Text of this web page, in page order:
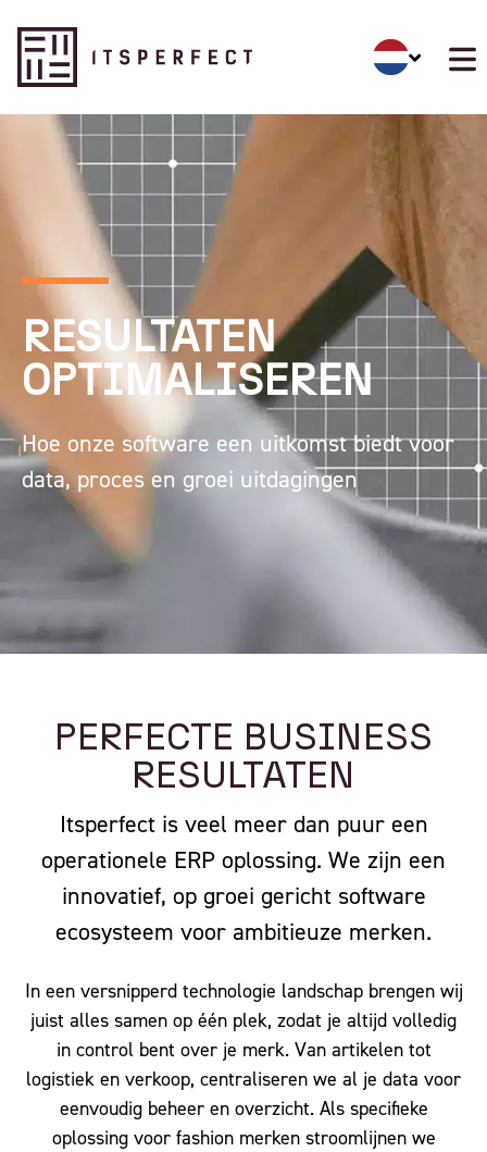
RESULTATEN
OPTIMALISEREN
Hoe onze software een uitkomst biedt voor
data, proces en groei uitdagingen
PERFECTE BUSINESS
RESULTATEN
Itsperfect is veel meer dan puur een
operationele ERP oplossing. We zijn een
innovatief, op groei gericht software
ecosysteem voor ambitieuze merken.
In een versnipperd technologie landschap brengen wij
juist alles samen op één plek, zodat je altijd volledig
in control bent over je merk. Van artikelen tot
logistiek en verkoop, centraliseren we al je data voor
eenvoudig beheer en overzicht. Als specifieke
oplossing voor fashion merken stroomlijnen we